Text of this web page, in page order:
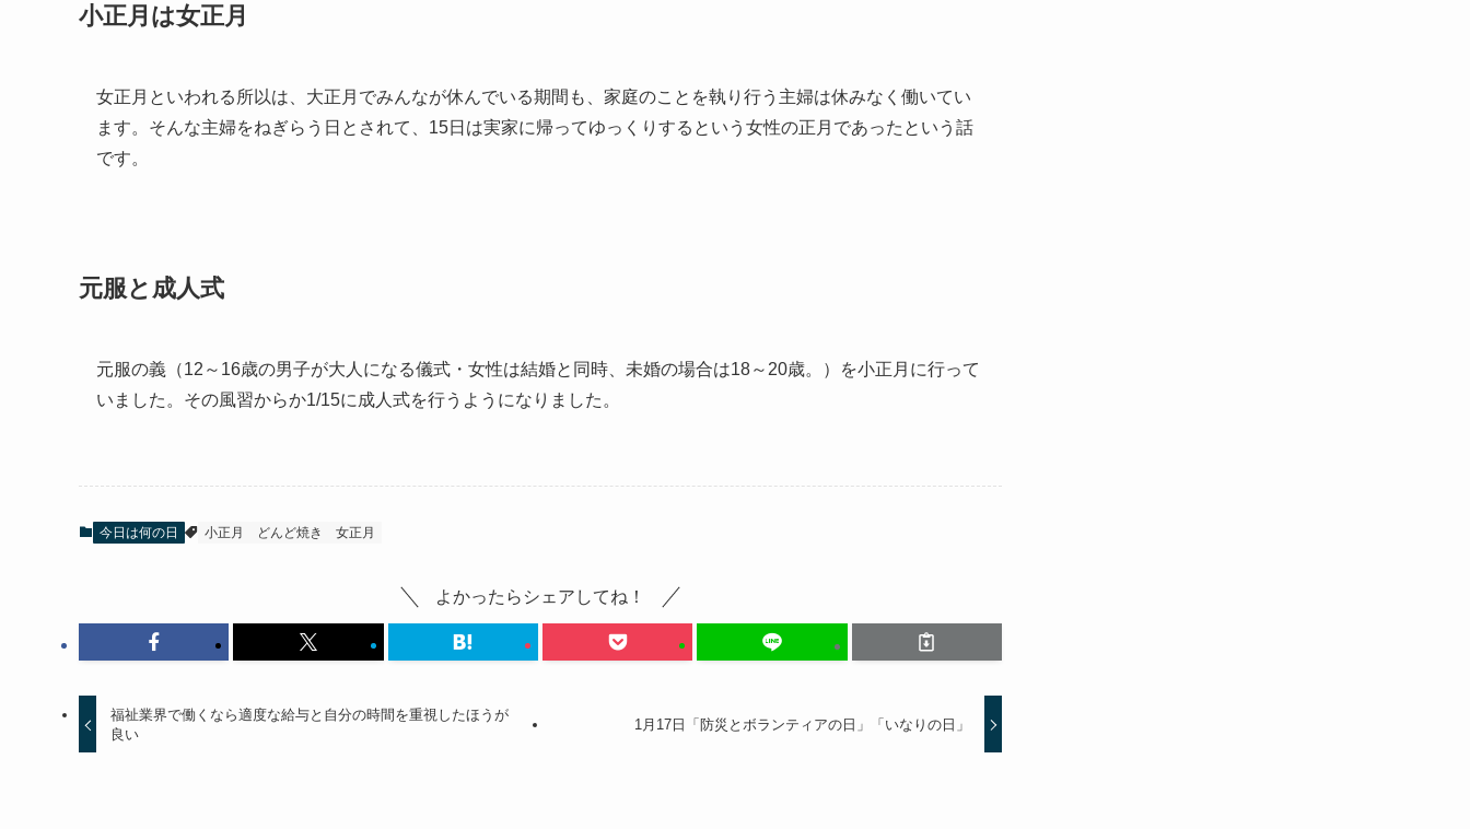
小正月は女正月
女正月といわれる所以は、大正月でみんなが休んでいる期間も、家庭のことを執り行う主婦は休みなく働いてい
ます。そんな主婦をねぎらう日とされて、15日は実家に帰ってゆっくりするという女性の正月であったという話
です。
元服と成人式
元服の義（12～16歳の男子が大人になる儀式・女性は結婚と同時、未婚の場合は18～20歳。）を小正月に行って
いました。その風習からか1/15に成人式を行うようになりました。
今日は何の日 小正月 どんど焼き 女正月
よかったらシェアしてね！
福祉業界で働くなら適度な給与と自分の時間を重視したほうが
良い
1月17日「防災とボランティアの日」「いなりの日」